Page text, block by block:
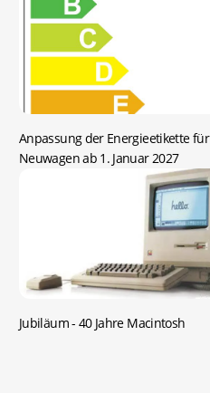
Anpassung der Energieetikette für
Neuwagen ab 1. Januar 2027
Jubiläum - 40 Jahre Macintosh